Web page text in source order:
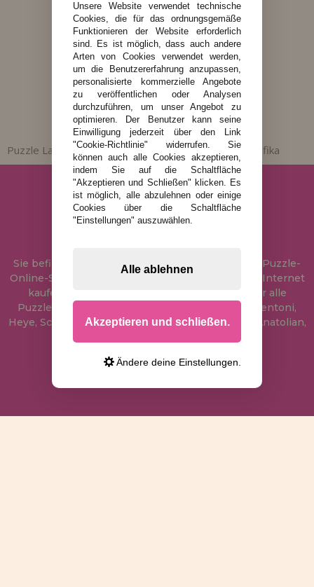
Sichere Zahlungen
· Banküberweisung
· Kreditkarte oder Bizum
· Paypal (Aufpreis)
· Nachnahme (Aufpreis)
Puzzle Laden » Puzzles nach Marken » Puzzles Grafika
Sie befinden sich beiPuzzle Laden
, in unserem Puzzle-
Online-Shop, wo Sie Puzzle zum besten Preis im Internet
kaufen können. In unserem Katalog führen wir alle
Puzzles der Marken Educa, Ravensburger, Clementoni,
Heye, Schmidt, Castorland, Jumbo, Trefl, Piatnik, Anatolian,
Art Puzzle, Gibsons und viele mehr.
Unsere Website verwendet technische
Cookies, die für das ordnungsgemäße
Funktionieren der Website erforderlich
sind. Es ist möglich, dass auch andere
Arten von Cookies verwendet werden,
um die Benutzererfahrung anzupassen,
personalisierte kommerzielle Angebote
zu veröffentlichen oder Analysen
durchzuführen, um unser Angebot zu
optimieren. Der Benutzer kann seine
Einwilligung jederzeit über den Link
"Cookie-Richtlinie" widerrufen. Sie
können auch alle Cookies akzeptieren,
indem Sie auf die Schaltfläche
"Akzeptieren und Schließen" klicken. Es
ist möglich, alle abzulehnen oder einige
Cookies über die Schaltfläche
"Einstellungen" auszuwählen.
Alle ablehnen
Akzeptieren und schließen.
Ändere deine Einstellungen.